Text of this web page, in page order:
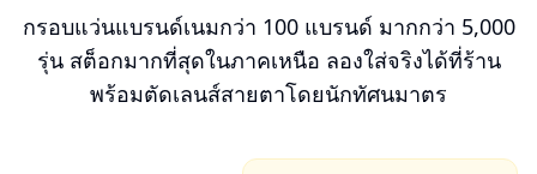
กรอบแว่นแบรนด์เนมกว่า 100 แบรนด์ มากกว่า 5,000
รุ่น สต็อกมากที่สุดในภาคเหนือ ลองใส่จริงได้ที่ร้าน
พร้อมตัดเลนส์สายตาโดยนักทัศนมาตร